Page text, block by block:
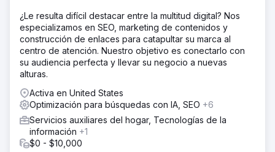
¿Le resulta difícil destacar entre la multitud digital? Nos
especializamos en SEO, marketing de contenidos y
construcción de enlaces para catapultar su marca al
centro de atención. Nuestro objetivo es conectarlo con
su audiencia perfecta y llevar su negocio a nuevas
alturas.
Activa en United States
Optimización para búsquedas con IA, SEO +6
Servicios auxiliares del hogar, Tecnologías de la
información +1
$0 - $10,000